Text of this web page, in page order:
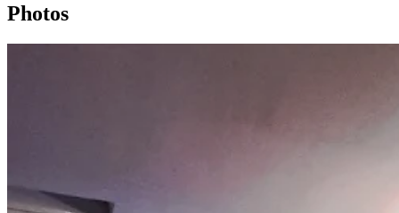
Photos